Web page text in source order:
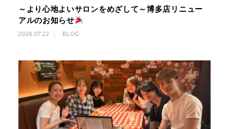
～より心地よいサロンをめざして～博多店リニュー
アルのお知らせ
2026.07.22 BLOG